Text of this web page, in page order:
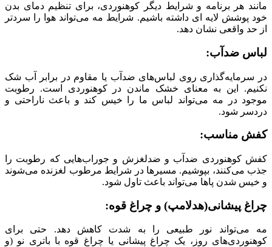
مانند هر برنامه و شرایط دیگر کوهنوردی، برای تنظیم دمای بدن
خود پوشش لایه ای داشته باشیم. شرایط مه می‌تواند هوا را سردتر
از حد واقعی نشان دهد.
لباس ضدآب:
در سرمایه‌گذاری روی لباس‌های ضدآب یا مقاوم در برابر آب شک
نکنیم. این به معنای خشک ماندن در کوهنوردی است. رطوبت
موجود در مه می‌تواند لباس ما را خیس کند و باعث ناراحتی و
دردسر شود.
کفش‌ مناسب:
کفش کوهنوردی ضدآب و ضدلغزش و جوراب‌هایی که رطوبت را
جذب می‌کنند، بپوشیم. مسیرها در شرایط مرطوب لغزنده می‌شوند
و خیس شدن پاها می‌تواند باعث تاول شود.
چراغ پیشانی(هدلامپ) و چراغ قوه:
مه می‌تواند نور طبیعی را به شدت کاهش دهد. حتی برای
کوهنوردی‌های روز، یک چراغ پیشانی یا چراغ قوه با باتری نو (و